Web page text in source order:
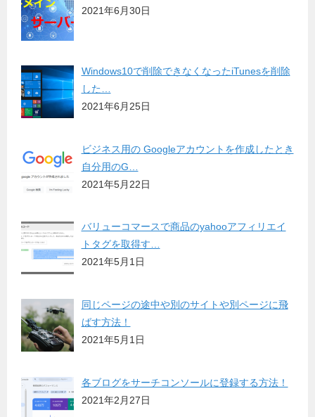
2021年6月30日
Windows10で削除できなくなったiTunesを削除
した…
2021年6月25日
ビジネス用の Googleアカウントを作成したとき
自分用のG…
2021年5月22日
バリューコマースで商品のyahooアフィリエイ
トタグを取得す…
2021年5月1日
同じページの途中や別のサイトや別ページに飛
ばす方法！
2021年5月1日
各ブログをサーチコンソールに登録する方法！
2021年2月27日